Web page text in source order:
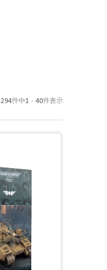
294件中1 - 40件表示